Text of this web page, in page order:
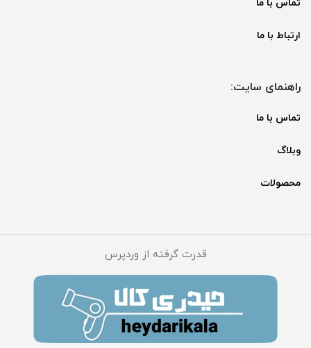
تماس با ما
ارتباط با ما
راهنمای سایت:
تماس با ما
وبلاگ
محصولات
قدرت گرفته از وردپرس